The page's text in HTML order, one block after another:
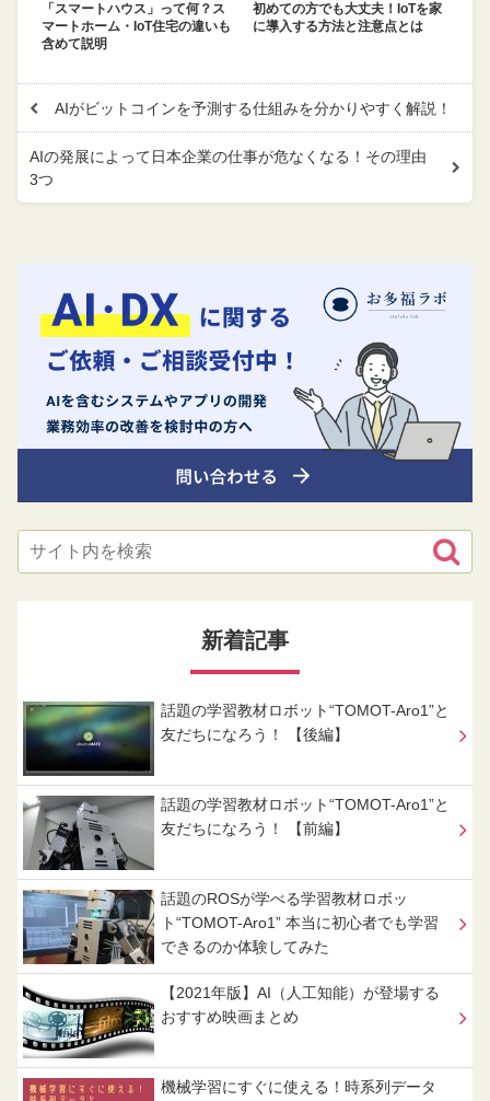
「スマートハウス」って何？ス
マートホーム・IoT住宅の違いも
含めて説明
初めての方でも大丈夫！IoTを家
に導入する方法と注意点とは
AIがビットコインを予測する仕組みを分かりやすく解説！
AIの発展によって日本企業の仕事が危なくなる！その理由
3つ
新着記事
話題の学習教材ロボット“TOMOT-Aro1”と
友だちになろう！ 【後編】
話題の学習教材ロボット“TOMOT-Aro1”と
友だちになろう！ 【前編】
話題のROSが学べる学習教材ロボッ
ト“TOMOT-Aro1” 本当に初心者でも学習
できるのか体験してみた
【2021年版】AI（人工知能）が登場する
おすすめ映画まとめ
機械学習にすぐに使える！時系列データ